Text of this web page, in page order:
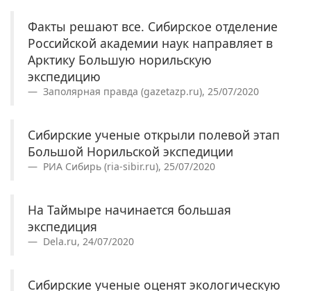
Факты решают все. Сибирское отделение
Российской академии наук направляет в
Арктику Большую норильскую
экспедицию
Заполярная правда (gazetazp.ru), 25/07/2020
Сибирские ученые открыли полевой этап
Большой Норильской экспедиции
РИА Сибирь (ria-sibir.ru), 25/07/2020
На Таймыре начинается большая
экспедиция
Dela.ru, 24/07/2020
Сибирские ученые оценят экологическую